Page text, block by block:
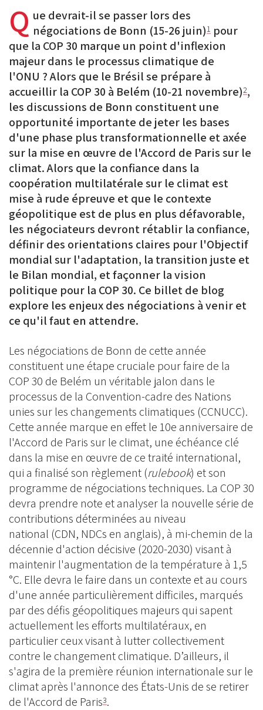
Q ue devrait-il se passer lors des
négociations de Bonn (15-26 juin)1 pour
que la COP 30 marque un point d'inflexion
majeur dans le processus climatique de
l'ONU ? Alors que le Brésil se prépare à
accueillir la COP 30 à Belém (10-21 novembre)2,
les discussions de Bonn constituent une
opportunité importante de jeter les bases
d'une phase plus transformationnelle et axée
sur la mise en œuvre de l'Accord de Paris sur le
climat. Alors que la confiance dans la
coopération multilatérale sur le climat est
mise à rude épreuve et que le contexte
géopolitique est de plus en plus défavorable,
les négociateurs devront rétablir la confiance,
définir des orientations claires pour l'Objectif
mondial sur l'adaptation, la transition juste et
le Bilan mondial, et façonner la vision
politique pour la COP 30. Ce billet de blog
explore les enjeux des négociations à venir et
ce qu'il faut en attendre.
Les négociations de Bonn de cette année
constituent une étape cruciale pour faire de la
COP 30 de Belém un véritable jalon dans le
processus de la Convention-cadre des Nations
unies sur les changements climatiques (CCNUCC).
Cette année marque en effet le 10e anniversaire de
l'Accord de Paris sur le climat, une échéance clé
dans la mise en œuvre de ce traité international,
qui a finalisé son règlement (rulebook) et son
programme de négociations techniques. La COP 30
devra prendre note et analyser la nouvelle série de
contributions déterminées au niveau
national (CDN, NDCs en anglais), à mi-chemin de la
décennie d'action décisive (2020-2030) visant à
maintenir l'augmentation de la température à 1,5
°C. Elle devra le faire dans un contexte et au cours
d'une année particulièrement difficiles, marqués
par des défis géopolitiques majeurs qui sapent
actuellement les efforts multilatéraux, en
particulier ceux visant à lutter collectivement
contre le changement climatique. D’ailleurs, il
s'agira de la première réunion internationale sur le
climat après l'annonce des États-Unis de se retirer
de l'Accord de Paris3.